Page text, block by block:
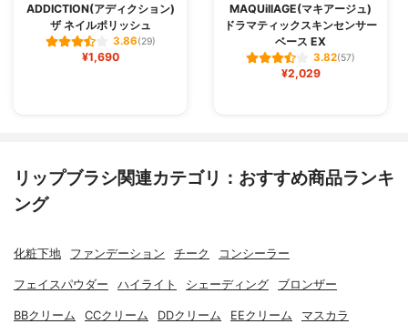
ADDICTION(アディクション)
ザ ネイルポリッシュ
3.86(29)
¥1,690
MAQUillAGE(マキアージュ)
ドラマティックスキンセンサー
ベース EX
3.82(57)
¥2,029
リップブラシ関連カテゴリ：おすすめ商品ランキ
ング
化粧下地 ファンデーション チーク コンシーラー
フェイスパウダー ハイライト シェーディング ブロンザー
BBクリーム CCクリーム DDクリーム EEクリーム マスカラ